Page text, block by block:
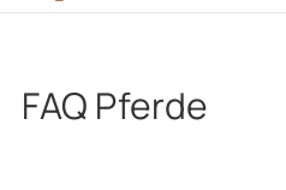
FAQ Pferde